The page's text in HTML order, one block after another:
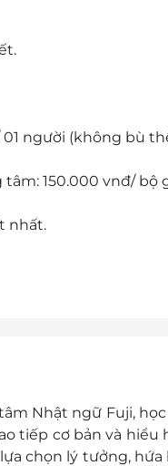
01 người (không bù
150.000 vnđ/ bộ
nhất.
trả lại tiền thừa.
Nhật ngữ Fuji, học
tiếp cơ bản và hiểu
chọn lý tưởng, hứa